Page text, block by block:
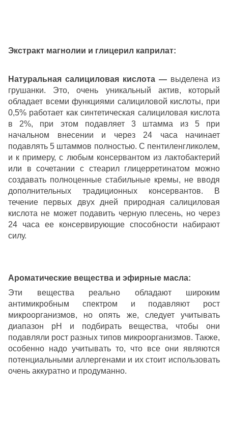
Экстракт магнолии и глицерил каприлат:
Натуральная салициловая кислота — выделена из
грушанки. Это, очень уникальный актив, который
обладает всеми функциями салициловой кислоты, при
0,5% работает как синтетическая салициловая кислота
в 2%, при этом подавляет 3 штамма из 5 при
начальном внесении и через 24 часа начинает
подавлять 5 штаммов полностью. С пентиленгликолем,
и к примеру, с любым консервантом из лактобактерий
или в сочетании с стеарил глицерретинатом можно
создавать полноценные стабильные кремы, не вводя
дополнительных традиционных консервантов. В
течение первых двух дней природная салициловая
кислота не может подавить черную плесень, но через
24 часа ее консервирующие способности набирают
силу.
Ароматические вещества и эфирные масла:
Эти вещества реально обладают широким
антимикробным спектром и подавляют рост
микроорганизмов, но опять же, следует учитывать
диапазон рН и подбирать вещества, чтобы они
подавляли рост разных типов микроорганизмов. Также,
особенно надо учитывать то, что все они являются
потенциальными аллергенами и их стоит использовать
очень аккуратно и продуманно.